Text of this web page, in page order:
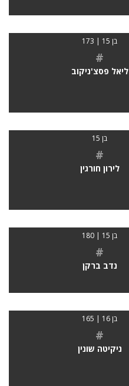
בן 15 | 173
#
ליאל פסצ'ניקוב
בן 15
#
לירון חורגין
בן 15 | 180
#
נדב ברקן
בן 16 | 165
#
ניקיטה שונין